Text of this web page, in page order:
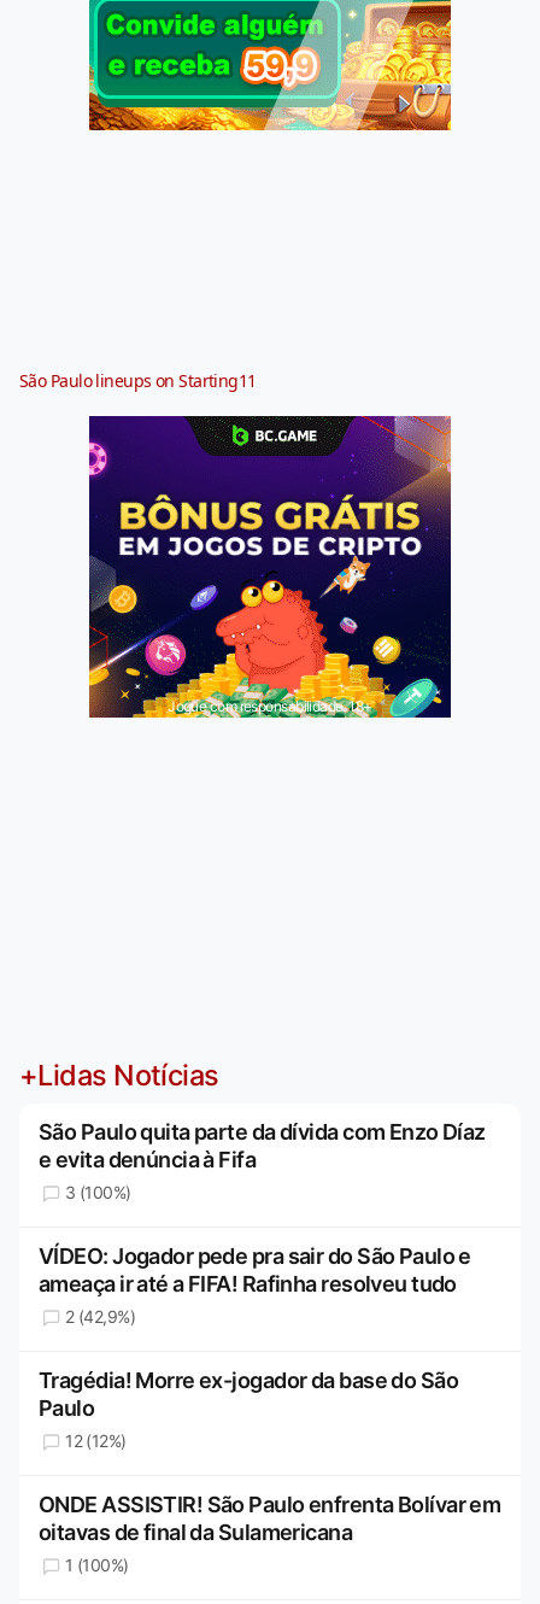
São Paulo lineups on Starting11
Jogue com responsabilidade. 18+
+Lidas Notícias
São Paulo quita parte da dívida com Enzo Díaz
e evita denúncia à Fifa
3 (100%)
VÍDEO: Jogador pede pra sair do São Paulo e
ameaça ir até a FIFA! Rafinha resolveu tudo
2 (42,9%)
Tragédia! Morre ex-jogador da base do São
Paulo
12 (12%)
ONDE ASSISTIR! São Paulo enfrenta Bolívar em
oitavas de final da Sulamericana
1 (100%)